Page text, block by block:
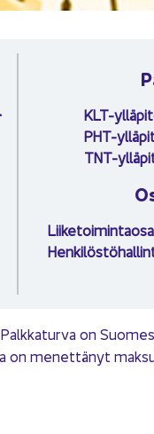
KLT-​
PHT-​
TNT-​
on
on me­net­tä­nyt